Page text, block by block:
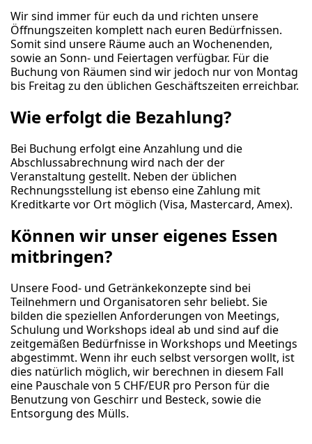
Wir sind immer für euch da und richten unsere
Öffnungszeiten komplett nach euren Bedürfnissen.
Somit sind unsere Räume auch an Wochenenden,
sowie an Sonn- und Feiertagen verfügbar. Für die
Buchung von Räumen sind wir jedoch nur von Montag
bis Freitag zu den üblichen Geschäftszeiten erreichbar.
Wie erfolgt die Bezahlung?
Bei Buchung erfolgt eine Anzahlung und die
Abschlussabrechnung wird nach der der
Veranstaltung gestellt. Neben der üblichen
Rechnungsstellung ist ebenso eine Zahlung mit
Kreditkarte vor Ort möglich (Visa, Mastercard, Amex).
Können wir unser eigenes Essen
mitbringen?
Unsere Food- und Getränkekonzepte sind bei
Teilnehmern und Organisatoren sehr beliebt. Sie
bilden die speziellen Anforderungen von Meetings,
Schulung und Workshops ideal ab und sind auf die
zeitgemäßen Bedürfnisse in Workshops und Meetings
abgestimmt. Wenn ihr euch selbst versorgen wollt, ist
dies natürlich möglich, wir berechnen in diesem Fall
eine Pauschale von 5 CHF/EUR pro Person für die
Benutzung von Geschirr und Besteck, sowie die
Entsorgung des Mülls.